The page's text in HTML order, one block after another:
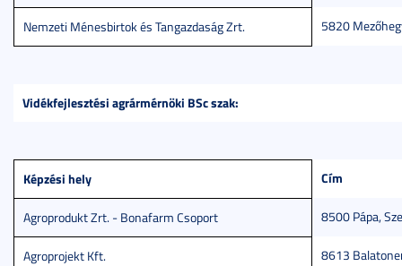
Nemzeti Ménesbirtok és Tangazdaság Zrt. 5820
Vidékfejlesztési agrármérnöki BSc szak:
Képzési hely Cím
Agroprodukt Zrt. - Bonafarm Csoport 8500 Pápa,
Agroprojekt Kft. 8613